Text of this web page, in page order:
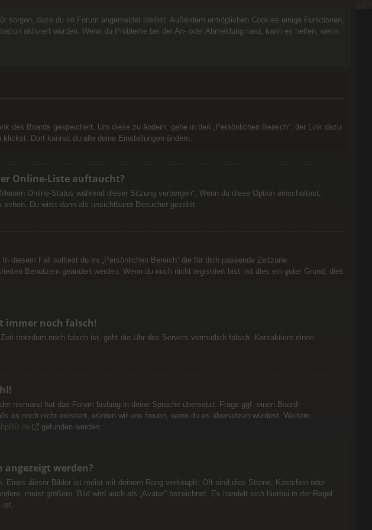
sorgen, dass du im Forum angemeldet bleibst. Außerdem ermöglichen Cookies einige Funktionen,
aktiviert wurden. Wenn du Probleme bei der An- oder Abmeldung hast, kann es helfen, wenn
des Boards gespeichert. Um diese zu ändern, gehe in den „Persönlichen Bereich“; der Link dazu
Dort kannst du alle deine Einstellungen ändern.
Online-Liste auftaucht?
Online-Status während dieser Sitzung verbergen“. Wenn du diese Option einschaltest,
Du wirst dann als unsichtbarer Besucher gezählt.
diesem Fall solltest du im „Persönlichen Bereich“ die für dich passende Zeitzone
Benutzern geändert werden. Wenn du noch nicht registriert bist, ist dies ein guter Grund, dies
immer noch falsch!
trotzdem noch falsch ist, geht die Uhr des Servers vermutlich falsch. Kontaktiere einen
niemand hat das Forum bislang in deine Sprache übersetzt. Frage ggf. einen Board-
es noch nicht existiert, würden wir uns freuen, wenn du es übersetzen würdest. Weitere
gefunden werden.
werden?
Eines dieser Bilder ist meist mit deinem Rang verknüpft: Oft sind dies Sterne, Kästchen oder
meist größere, Bild wird auch als „Avatar“ bezeichnet. Es handelt sich hierbei in der Regel